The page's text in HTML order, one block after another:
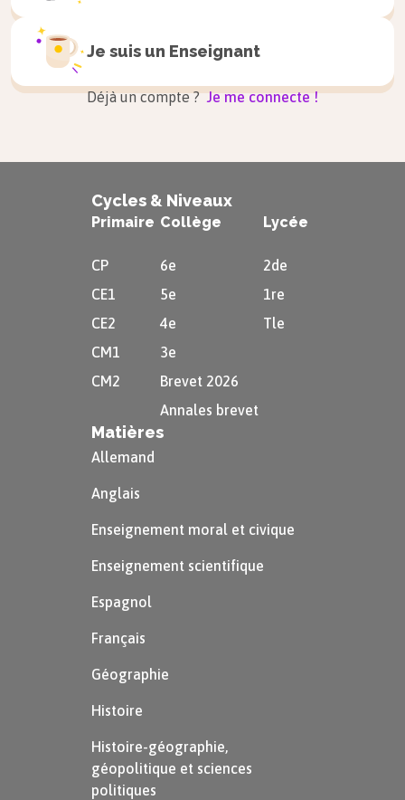
Cours associés
Je suis un Enseignant
Déjà un compte ? Je me connecte !
Cycles & Niveaux
Primaire
CP
CE1
CE2
CM1
CM2
Collège
6e
5e
4e
3e
Brevet 2026
Annales brevet
Lycée
2de
1re
Tle
Matières
Allemand
Anglais
Enseignement moral et civique
Enseignement scientifique
Espagnol
Français
Géographie
Histoire
Histoire-géographie,
géopolitique et sciences
politiques